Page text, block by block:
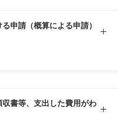
申請（概算による申請）
意願います。
し、費用が確定してから申
書等、支出した費用がわ